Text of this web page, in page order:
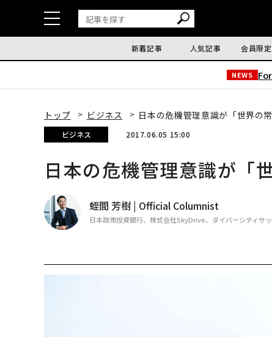
新着記事 人気記事 会員限
NEWS
トップ ビジネス 日本の危機管理意識が「世界の
ビジネス 2017.06.05 15:00
日本の危機管理意識が「
蛭間 芳樹 | Official Columnist
日本政策投資銀行、株式会社SkyDrive、ダイバーシティサ